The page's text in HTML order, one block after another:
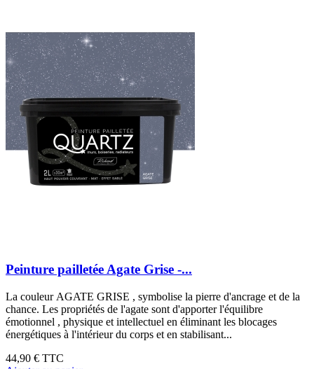
Peinture pailletée Agate Grise -...
La couleur AGATE GRISE , symbolise la pierre d'ancrage et de la
chance. Les propriétés de l'agate sont d'apporter l'équilibre
émotionnel , physique et intellectuel en éliminant les blocages
énergétiques à l'intérieur du corps et en stabilisant...
44,90 € TTC